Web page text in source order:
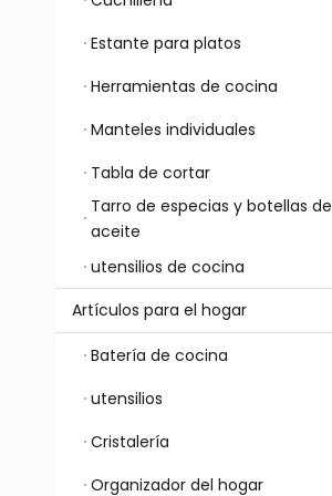
Estante para platos
Herramientas de cocina
Manteles individuales
Tabla de cortar
Tarro de especias y botellas de
aceite
utensilios de cocina
Artículos para el hogar
Batería de cocina
utensilios
Cristalería
Organizador del hogar